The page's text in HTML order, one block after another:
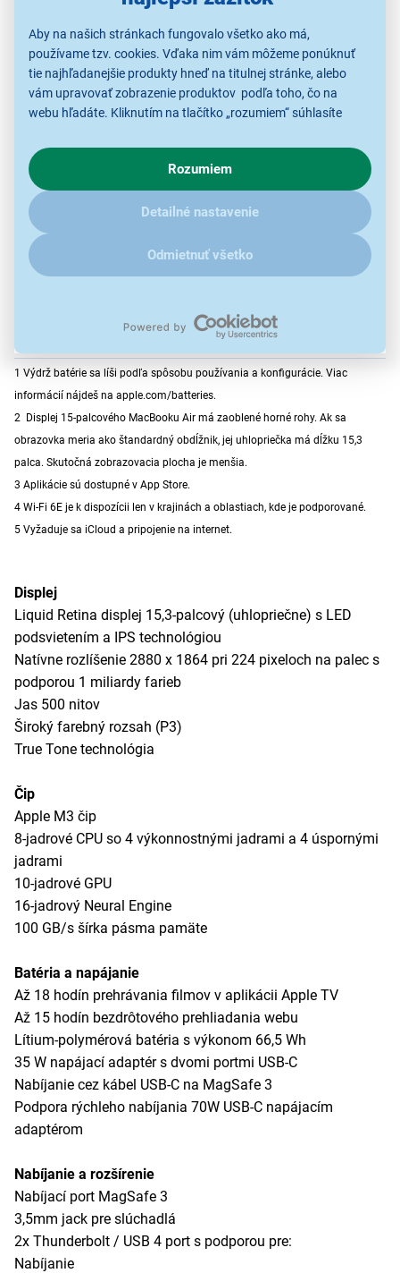
Aby na našich stránkach fungovalo všetko ako má,
používame tzv. cookies. Vďaka nim vám môžeme ponúknuť
tie najhľadanejšie produkty hneď na titulnej stránke, alebo
vám upravovať zobrazenie produktov podľa toho, čo na
webu hľadáte. Kliknutím na tlačítko „rozumiem“ súhlasíte
o chovaní na webe pre zobrazovaní cielených reklám.
V prípade že vás zaujímajú detaily, ako u nás s cookies a
ďalšími údaji pracujeme, kliknitesem.
Rozumiem
Detailné nastavenie
Odmietnuť všetko
Ak miluješ iPhone, zamiluješ si aj
Mac
kúzelne spolupracuje s ostatnými
zariadeniami Apple
Môžeš začať písať email na
iPhone a doťuknúť ho na Macu alebo posielať SMS
správy z Macu. A to zďaleka nie je všetko.
1 Výdrž batérie sa líši podľa spôsobu používania a konfigurácie. Viac
informácií nájdeš na apple.com/batteries.
2 Displej 15-palcového MacBooku Air má zaoblené horné rohy. Ak sa
obrazovka meria ako štandardný obdĺžnik, jej uhlopriečka má dĺžku 15,3
palca. Skutočná zobrazovacia plocha je menšia.
3 Aplikácie sú dostupné v App Store.
4 Wi-Fi 6E je k dispozícii len v krajinách a oblastiach, kde je podporované.
5 Vyžaduje sa iCloud a pripojenie na internet.
Displej
Liquid Retina displej 15,3-palcový (uhlopriečne) s LED
podsvietením a IPS technológiou
Natívne rozlíšenie 2880 x 1864 pri 224 pixeloch na palec s
podporou 1 miliardy farieb
Jas 500 nitov
Široký farebný rozsah (P3)
True Tone technológia
Čip
Apple M3 čip
8-jadrové CPU so 4 výkonnostnými jadrami a 4 úspornými
jadrami
10-jadrové GPU
16-jadrový Neural Engine
100 GB/s šírka pásma pamäte
Batéria a napájanie
Až 18 hodín prehrávania filmov v aplikácii Apple TV
Až 15 hodín bezdrôtového prehliadania webu
Lítium-polymérová batéria s výkonom 66,5 Wh
35 W napájací adaptér s dvomi portmi USB-C
Nabíjanie cez kábel USB-C na MagSafe 3
Podpora rýchleho nabíjania 70W USB-C napájacím
adaptérom
Nabíjanie a rozšírenie
Nabíjací port MagSafe 3
3,5mm jack pre slúchadlá
2x Thunderbolt / USB 4 port s podporou pre:
Nabíjanie